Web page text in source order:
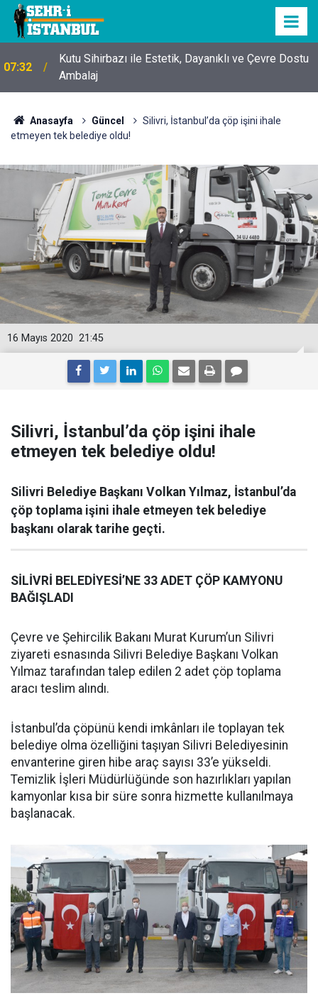
07:32
Kutu Sihirbazı ile Estetik, Dayanıklı ve Çevre Dostu
Ambalaj
Anasayfa Güncel
Silivri, İstanbul’da çöp işini ihale
etmeyen tek belediye oldu!
21:45
16 Mayıs 2020
Silivri, İstanbul’da çöp işini ihale
etmeyen tek belediye oldu!
Silivri Belediye Başkanı Volkan Yılmaz, İstanbul’da
çöp toplama işini ihale etmeyen tek belediye
başkanı olarak tarihe geçti.
SİLİVRİ BELEDİYESİ’NE 33 ADET ÇÖP KAMYONU
BAĞIŞLADI
Çevre ve Şehircilik Bakanı Murat Kurum’un Silivri
ziyareti esnasında Silivri Belediye Başkanı Volkan
Yılmaz tarafından talep edilen 2 adet çöp toplama
aracı teslim alındı.
İstanbul’da çöpünü kendi imkânları ile toplayan tek
belediye olma özelliğini taşıyan Silivri Belediyesinin
envanterine giren hibe araç sayısı 33’e yükseldi.
Temizlik İşleri Müdürlüğünde son hazırlıkları yapılan
kamyonlar kısa bir süre sonra hizmette kullanılmaya
başlanacak.